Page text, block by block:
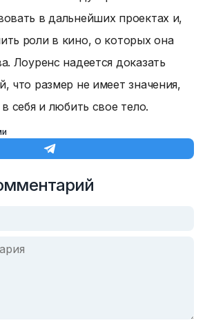
в дальнейших проектах и,
роли в кино, о которых она
Лоуренс надеется доказать
что размер не имеет значения,
себя и любить свое тело.